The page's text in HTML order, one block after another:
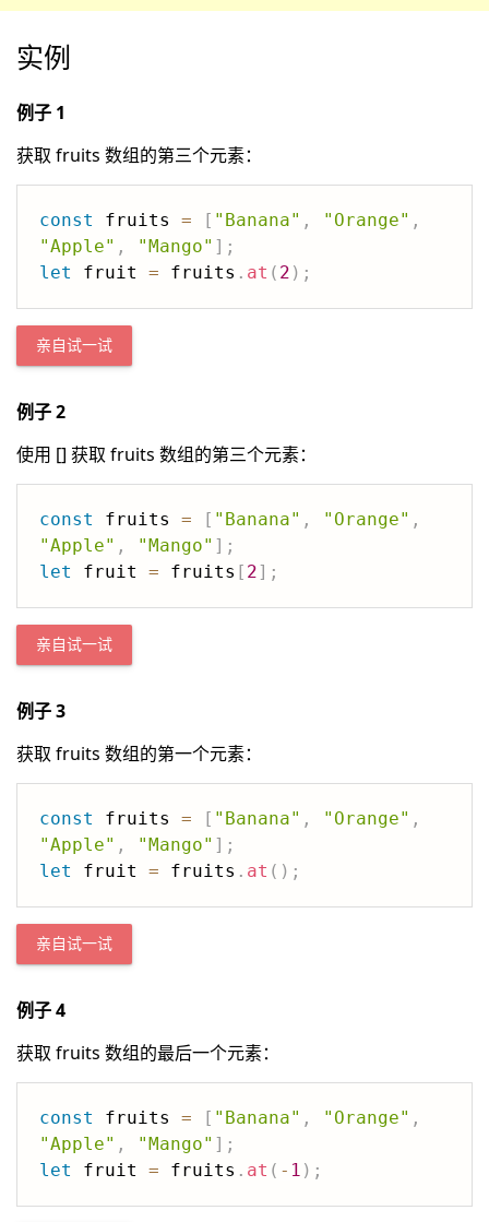
实例
例子 1
获取 fruits 数组的第三个元素：
const fruits = [ "Banana" , "Orange" ,
"Apple" , "Mango" ] ;
let
fruit = fruits . at ( 2 ) ;
亲自试一试
例子 2
使用 [] 获取 fruits 数组的第三个元素：
const fruits = [ "Banana" , "Orange" ,
"Apple" , "Mango" ] ;
let
fruit = fruits [ 2] ;
亲自试一试
例子 3
获取 fruits 数组的第一个元素：
const fruits = [ "Banana" , "Orange" ,
"Apple" , "Mango" ] ;
let
fruit = fruits . at ( ) ;
亲自试一试
例子 4
获取 fruits 数组的最后一个元素：
const fruits = [ "Banana" , "Orange" ,
"Apple" , "Mango" ] ;
let
fruit = fruits . at ( - 1 ) ;